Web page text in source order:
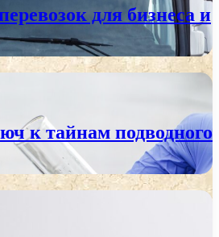
для бизнеса и
к тайнам подводного